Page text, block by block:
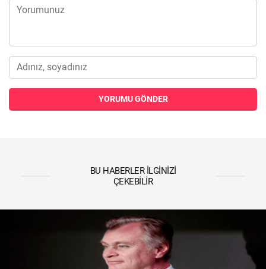
YORUMU GÖNDER
BU HABERLER İLGINIZI
ÇEKEBILIR